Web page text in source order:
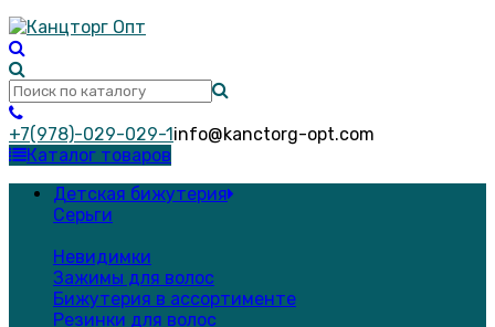
+7(978)-029-029-1info@kanctorg-opt.com
Каталог товаров
Детская бижутерия
Серьги
Невидимки
Зажимы для волос
Бижутерия в ассортименте
Резинки для волос